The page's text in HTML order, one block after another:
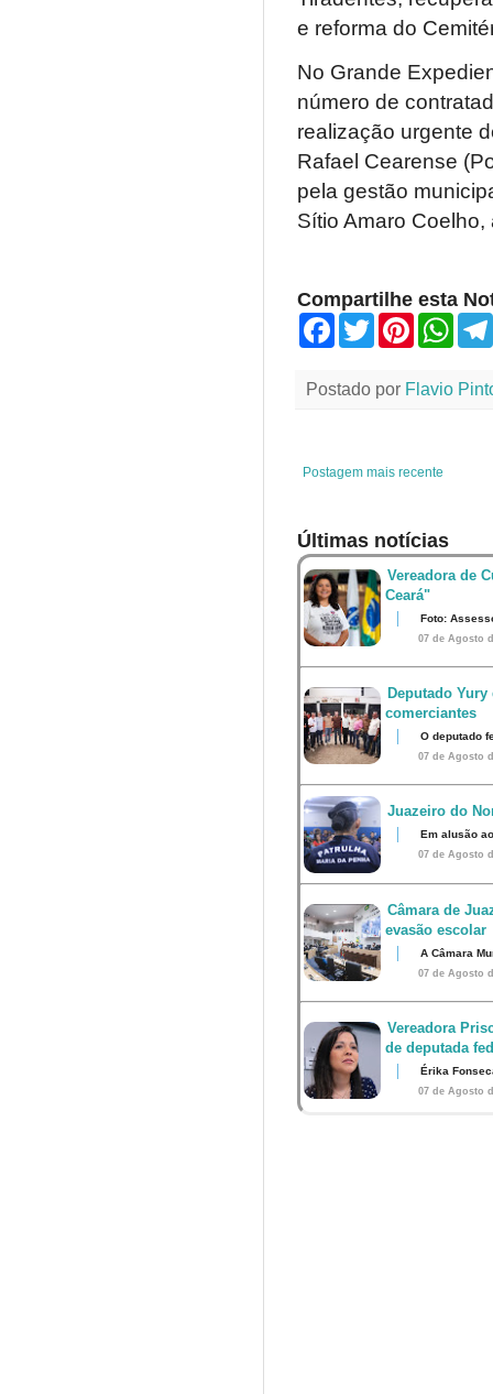
e reforma do
No Grande
número de
realização urgente
Rafael Cearense
pela gestão
Sítio Amaro
Compartilhe esta
b
w
e
s
Postado por Flavio
Postagem mais recente
Últimas notícias
Vereadora de
Ceará"
Foto:
07 de Agosto
Deputado
comerciantes
O deputado
07 de Agosto
Juazeiro do
Em alusão
07 de Agosto
Câmara de
evasão escolar
A Câmara
07 de Agosto
Vereadora
de deputada
Érika
07 de Agosto